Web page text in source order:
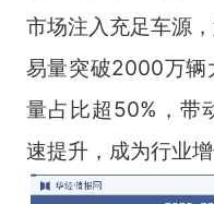
市场注入充足车源
易量突破2000万辆
量占比超50%，带
速提升，成为行业增